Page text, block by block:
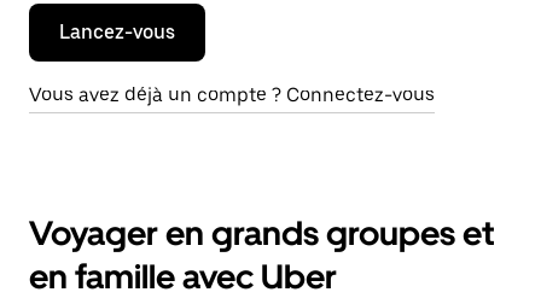
Lancez-vous
Vous avez déjà un compte ? Connectez-vous
Voyager en grands groupes et
en famille avec Uber